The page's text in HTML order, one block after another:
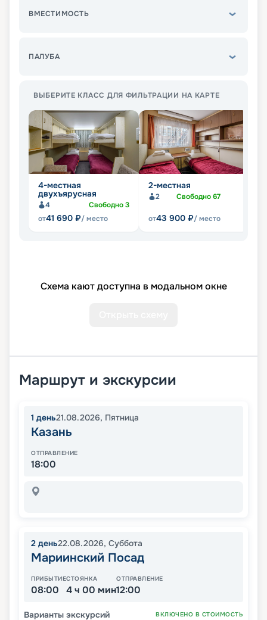
ВМЕСТИМОСТЬ
ПАЛУБА
ВЫБЕРИТЕ КЛАСС ДЛЯ ФИЛЬТРАЦИИ НА КАРТЕ
4-местная
двухъярусная
4 Свободно3
от41 690 ₽/ место
2-местная
2 Свободно67
от43 900 ₽/ место
Схема кают доступна в модальном окне
Маршрут и экскурсии
1 день21.08.2026, Пятница
Казань
ОТПРАВЛЕНИЕ
18:00
2 день22.08.2026, Суббота
Мариинский Посад
ПРИБЫТИЕ
08:00
СТОЯНКА
4 ч 00 мин
ОТПРАВЛЕНИЕ
12:00
Варианты экскурсий ВКЛЮЧЕНО В СТОИМОСТЬ